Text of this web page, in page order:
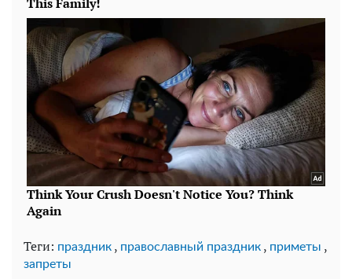
Теги: праздник , православный праздник , приметы ,
запреты